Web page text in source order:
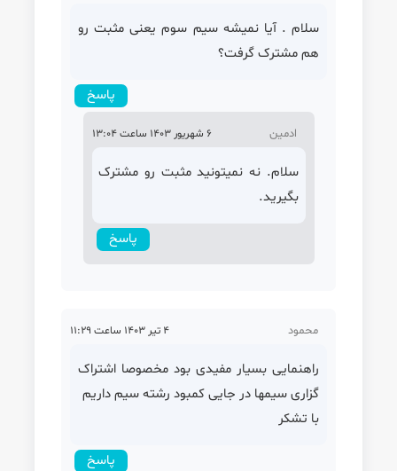
سلام . آیا نمیشه سیم سوم یعنی مثبت رو
هم مشترک گرفت؟
پاسخ
ادمین 6 شهریور 1403 ساعت 13:04
سلام. نه نمیتونید مثبت رو مشترک
بگیرید.
پاسخ
محمود 4 تیر 1403 ساعت 11:29
راهنمایی بسیار مفیدی بود مخصوصا اشتراک
گزاری سیمها در جایی کمبود رشته سیم داریم
با تشکر
پاسخ